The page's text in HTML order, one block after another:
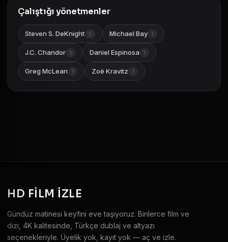
Çalıştığı yönetmenler
Steven S. DeKnight 2 Michael Bay 1
J.C. Chandor 1 Daniel Espinosa 1
Greg McLean 1 Zoë Kravitz 1
HD FILM IZLE
Gündüz matinesi keyfini eve taşıyoruz. Binlerce film ve
dizi, 4K kalitesinde, Türkçe dublaj ve altyazı
seçenekleriyle. Üyelik yok, kayıt yok — aç ve izle.